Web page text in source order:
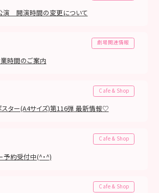
演 開演時間の変更について
劇場関連情報
時間のご案内
Cafe & Shop
ター(A4サイズ)第116弾 最新情報♡
Cafe & Shop
予約受付中(^・^)
Cafe & Shop